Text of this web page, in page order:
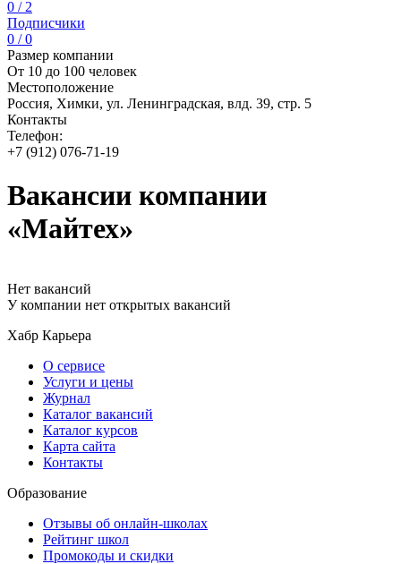
0 / 2
Подписчики
0 / 0
Размер компании
От 10 до 100 человек
Местоположение
Россия, Химки, ул. Ленинградская, влд. 39, стр. 5
Контакты
Телефон:
+7 (912) 076-71-19
Вакансии компании
«Майтех»
Нет вакансий
У компании нет открытых вакансий
Хабр Карьера
О сервисе
Услуги и цены
Журнал
Каталог вакансий
Каталог курсов
Карта сайта
Контакты
Образование
Отзывы об онлайн-школах
Рейтинг школ
Промокоды и скидки